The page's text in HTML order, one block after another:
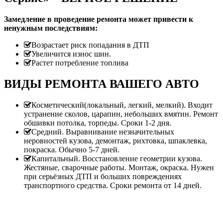
Замедление в проведение ремонта может привести к
ненужным последствиям:
Возрастает риск попадания в ДТП
Увеличится износ шин.
Растет потребление топлива
ВИДЫ РЕМОНТА ВАШЕГО АВТО
Косметический(локальный, легкий, мелкий). Входит
устранение сколов, царапин, небольших вмятин. Ремонт
обшивки потолка, торпеды. Сроки 1-2 дня.
Средний. Выравнивание незначительных
неровностей кузова, демонтаж, рихтовка, шпаклевка,
покраска. Обычно 5-7 дней.
Капитальный. Восстановление геометрии кузова.
Жестяные, сварочные работы. Монтаж, окраска. Нужен
при серьёзных ДТП и больших повреждениях
транспортного средства. Сроки ремонта от 14 дней.